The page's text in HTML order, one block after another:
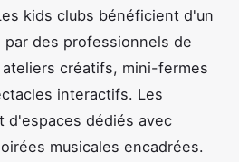
kids clubs bénéficient d'un
des professionnels de
créatifs, mini-fermes
interactifs. Les
d'espaces dédiés avec
musicales encadrées.